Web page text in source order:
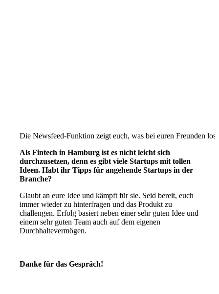
Die Newsfeed-Funktion zeigt euch, was bei euren Freunden
Als Fintech in Hamburg ist es nicht leicht sich
durchzusetzen, denn es gibt viele Startups mit tollen
Ideen. Habt ihr Tipps für angehende Startups in der
Branche?
Glaubt an eure Idee und kämpft für sie. Seid bereit, euch
immer wieder zu hinterfragen und das Produkt zu
challengen. Erfolg basiert neben einer sehr guten Idee und
einem sehr guten Team auch auf dem eigenen
Durchhaltevermögen.
Danke für das Gespräch!